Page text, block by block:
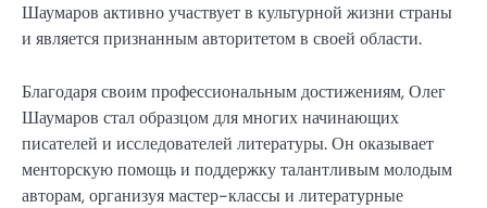
Шаумаров активно участвует в культурной жизни страны
и является признанным авторитетом в своей области.
Благодаря своим профессиональным достижениям, Олег
Шаумаров стал образцом для многих начинающих
писателей и исследователей литературы. Он оказывает
менторскую помощь и поддержку талантливым молодым
авторам, организуя мастер-классы и литературные